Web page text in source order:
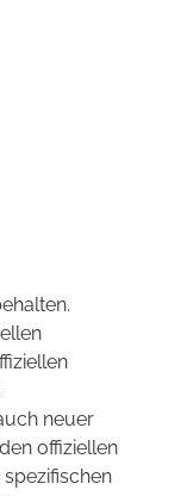
neuer
offiziellen